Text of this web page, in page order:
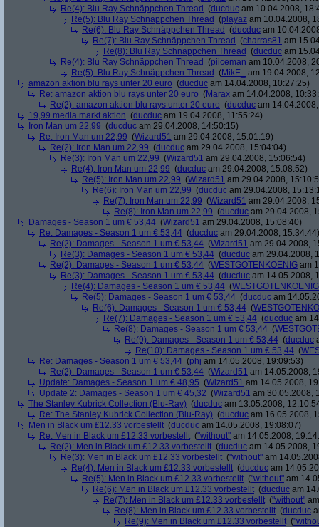
Re(4): Blu Ray Schnäppchen Thread (ducduc am 10.04.2008,
Re(5): Blu Ray Schnäppchen Thread (playaz am 10.04.2008,
Re(6): Blu Ray Schnäppchen Thread (ducduc am
Re(7): Blu Ray Schnäppchen Thread (charras81 am
Re(8): Blu Ray Schnäppchen Thread (ducduc am
Re(4): Blu Ray Schnäppchen Thread (piiceman am 10.04.2008,
Re(5): Blu Ray Schnäppchen Thread (MikE_
am 19.04.2008,
amazon aktion blu rays unter 20 euro (ducduc am 14.04.2008, 10:27:25)
Re: amazon aktion blu rays unter 20 euro (Marax am 14.04.2008,
Re(2): amazon aktion blu rays unter 20 euro (ducduc am
19,99 media markt aktion (ducduc am 19.04.2008, 11:55:24)
Iron Man um 22,99 (ducduc am 29.04.2008, 14:50:15)
Re: Iron Man um 22,99 (Wizard51 am 29.04.2008, 15:01:19)
Re(2): Iron Man um 22,99 (ducduc am 29.04.2008, 15:04:04)
Re(3): Iron Man um 22,99 (Wizard51 am 29.04.2008, 15:06:54)
Re(4): Iron Man um 22,99 (ducduc am 29.04.2008, 15:08:52)
Re(5): Iron Man um 22,99 (Wizard51 am 29.04.2008,
Re(6): Iron Man um 22,99 (ducduc am 29.04.2008,
Re(7): Iron Man um 22,99 (Wizard51 am 29.04.2008,
Re(8): Iron Man um 22,99 (ducduc am 29.04.2008,
Damages - Season 1 um € 53,44 (Wizard51 am 29.04.2008, 15:08:40)
Re: Damages - Season 1 um € 53,44 (ducduc am 29.04.2008, 15:34:44)
Re(2): Damages - Season 1 um € 53,44 (Wizard51 am 29.04.2008,
Re(3): Damages - Season 1 um € 53,44 (ducduc am 29.04.2008,
Re(2): Damages - Season 1 um € 53,44 (WESTGOTENKOENIG am
Re(3): Damages - Season 1 um € 53,44 (ducduc am 14.05.2008,
Re(4): Damages - Season 1 um € 53,44 (WESTGOTENKOENIG
Re(5): Damages - Season 1 um € 53,44 (ducduc am
Re(6): Damages - Season 1 um € 53,44 (
Re(7): Damages - Season 1 um € 53,44 (ducduc am
Re(8): Damages - Season 1 um € 53,44 (
Re(9): Damages - Season 1 um € 53,44 (ducduc
Re(10): Damages - Season 1 um € 53,44 (
Re: Damages - Season 1 um € 53,44 (phj am 14.05.2008, 19:09:53)
Re(2): Damages - Season 1 um € 53,44 (Wizard51 am 14.05.2008,
Update: Damages - Season 1 um € 48,95 (Wizard51 am 14.05.2008,
Update 2: Damages - Season 1 um € 45,32 (Wizard51 am 30.05.2008,
The Stanley Kubrick Collection (Blu-Ray) (ducduc am 13.05.2008,
Re: The Stanley Kubrick Collection (Blu-Ray) (ducduc am 16.05.2008,
Men in Black um £12.33 vorbestellt (ducduc am 14.05.2008, 19:08:07)
Re: Men in Black um £12.33 vorbestellt ("without" am 14.05.2008,
Re(2): Men in Black um £12.33 vorbestellt (ducduc am 14.05.2008,
Re(3): Men in Black um £12.33 vorbestellt ("without" am
Re(4): Men in Black um £12.33 vorbestellt (ducduc am
Re(5): Men in Black um £12.33 vorbestellt ("without" am
Re(6): Men in Black um £12.33 vorbestellt (ducduc am
Re(7): Men in Black um £12.33 vorbestellt ("without"
Re(8): Men in Black um £12.33 vorbestellt (ducduc
Re(9): Men in Black um £12.33 vorbestellt (